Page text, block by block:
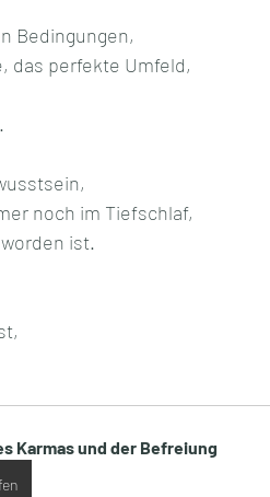
Bedingungen,
das perfekte Umfeld,
noch im Tiefschlaf,
ist.
Karmas und der Befreiung